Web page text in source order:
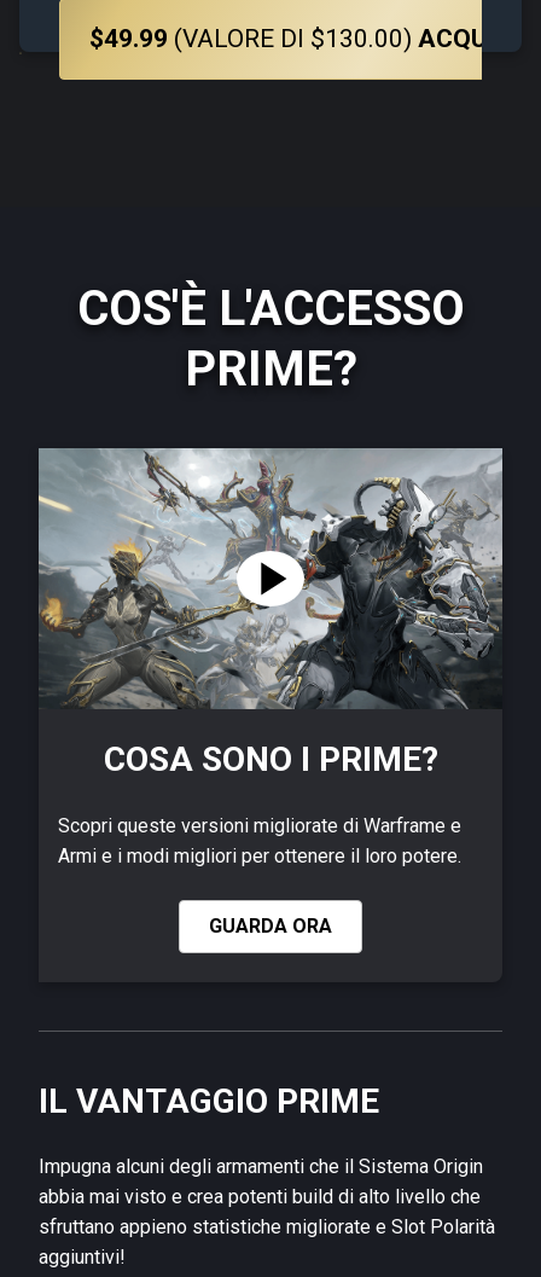
$49.99 (VALORE DI $130.00)
COS'È L'ACCESSO
PRIME?
COSA SONO I PRIME?
Scopri queste versioni migliorate di Warframe e
Armi e i modi migliori per ottenere il loro potere.
GUARDA ORA
IL VANTAGGIO PRIME
Impugna alcuni degli armamenti che il Sistema Origin
abbia mai visto e crea potenti build di alto livello che
sfruttano appieno statistiche migliorate e Slot Polarità
aggiuntivi!